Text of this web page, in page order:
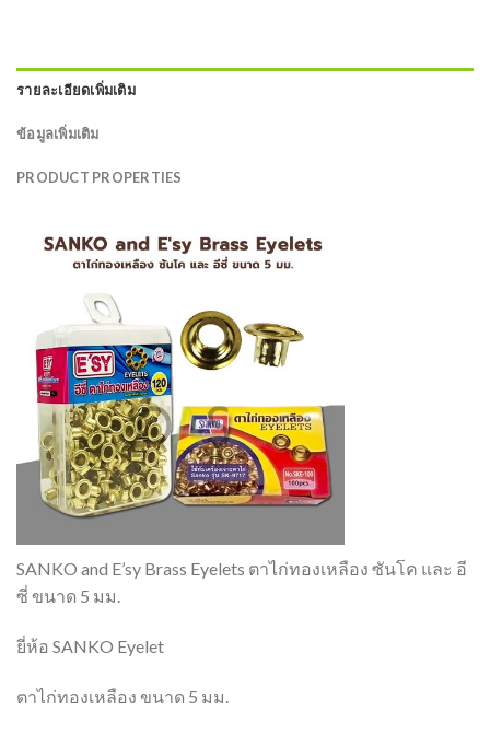
รายละเอียดเพิ่มเติม
ข้อมูลเพิ่มเติม
PRODUCT PROPERTIES
SANKO and E’sy Brass Eyelets ตาไก่ทองเหลือง ซันโค และ อี
ซี่ ขนาด 5 มม.
ยี่ห้อ SANKO Eyelet
ตาไก่ทองเหลือง ขนาด 5 มม.